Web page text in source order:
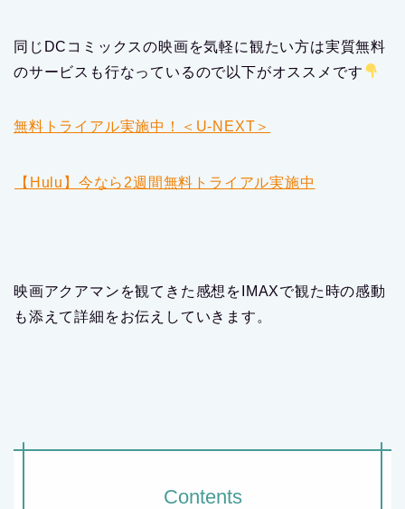
同じDCコミックスの映画を気軽に観たい方は実質無料
のサービスも行なっているので以下がオススメです
無料トライアル実施中！＜U-NEXT＞
【Hulu】今なら2週間無料トライアル実施中
映画アクアマンを観てきた感想をIMAXで観た時の感動
も添えて詳細をお伝えしていきます。
Contents